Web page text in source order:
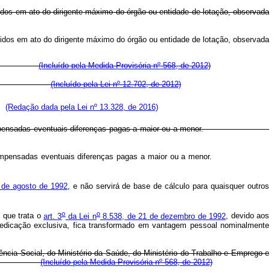
ato do dirigente máximo do órgão ou entidade de lotação, observada
em ato do dirigente máximo do órgão ou entidade de lotação, observada
(Incluído pela Medida Provisória nº 568, de 2012)
servidores.(Incluído pela Lei nº 12.702, de 2012)
(Redação dada pela Lei nº 13.328, de 2016)
compensadas eventuais diferenças pagas a maior ou a menor.
eventuais diferenças pagas a maior ou a menor.
agosto de 1992, e não servirá de base de cálculo para quaisquer outros
que trata oart. 3oda Lei no8.538, de 21 de dezembro de 1992, devido aos
exclusiva, fica transformado em vantagem pessoal nominalmente
Social, do Ministério da Saúde, do Ministério do Trabalho e Emprego e
forma:(Incluído pela Medida Provisória nº 568, de 2012)